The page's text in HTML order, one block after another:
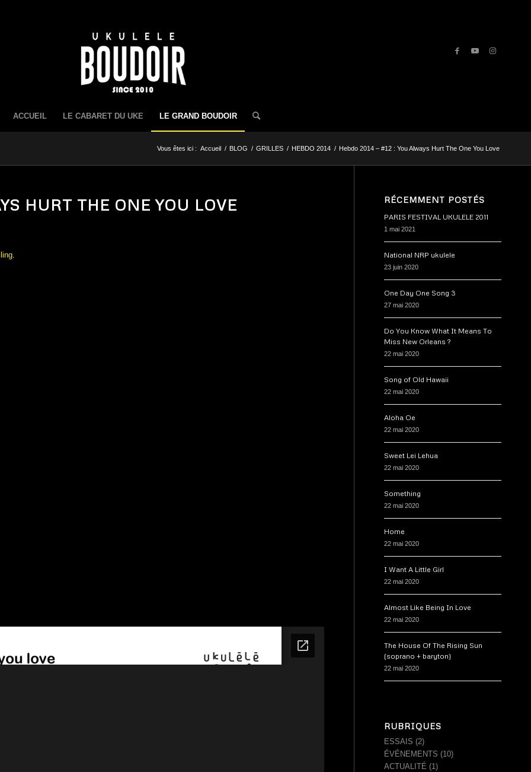
ACCUEIL LE CABARET DU UKE LE GRAND BOUDOIR
Vous êtes ici : Accueil / BLOG / GRILLES / HEBDO 2014 / Hebdo 2014 – #12 : You Always Hurt The One You Love
HURT THE ONE YOU LOVE
.
RÉCEMMENT POSTÉS
PARIS FESTIVAL UKULELE 2011
1 mai 2021
National NRP ukulele
23 juin 2020
One Day One Song 3
27 mai 2020
Do You Know What It Means To
Miss New Orleans ?
22 mai 2020
Song of Old Hawaii
22 mai 2020
Aloha Oe
22 mai 2020
Sweet Lei Lehua
22 mai 2020
Something
22 mai 2020
Home
22 mai 2020
I Want A Little Girl
22 mai 2020
Almost Like Being In Love
22 mai 2020
The House Of The Rising Sun
(soprano + baryton)
22 mai 2020
RUBRIQUES
ESSAIS (2)
ÉVÉNEMENTS (10)
ACTUALITÉ (1)